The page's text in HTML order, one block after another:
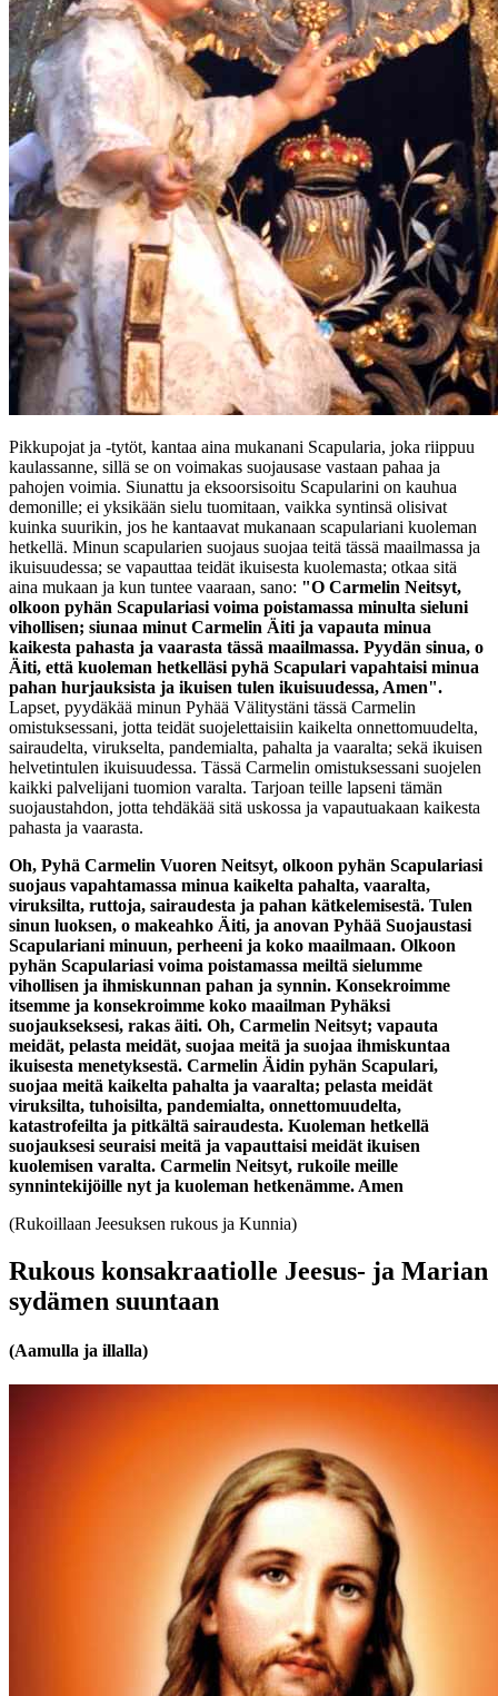
Pikkupojat ja -tytöt, kantaa aina mukanani Scapularia, joka riippuu
kaulassanne, sillä se on voimakas suojausase vastaan pahaa ja
pahojen voimia. Siunattu ja eksoorsisoitu Scapularini on kauhua
demonille; ei yksikään sielu tuomitaan, vaikka syntinsä olisivat
kuinka suurikin, jos he kantaavat mukanaan scapulariani kuoleman
hetkellä. Minun scapularien suojaus suojaa teitä tässä maailmassa ja
ikuisuudessa; se vapauttaa teidät ikuisesta kuolemasta; otkaa sitä
aina mukaan ja kun tuntee vaaraan, sano: "O Carmelin Neitsyt,
olkoon pyhän Scapulariasi voima poistamassa minulta sieluni
vihollisen; siunaa minut Carmelin Äiti ja vapauta minua
kaikesta pahasta ja vaarasta tässä maailmassa. Pyydän sinua, o
Äiti, että kuoleman hetkelläsi pyhä Scapulari vapahtaisi minua
pahan hurjauksista ja ikuisen tulen ikuisuudessa, Amen".
Lapset, pyydäkää minun Pyhää Välitystäni tässä Carmelin
omistuksessani, jotta teidät suojelettaisiin kaikelta onnettomuudelta,
sairaudelta, virukselta, pandemialta, pahalta ja vaaralta; sekä ikuisen
helvetintulen ikuisuudessa. Tässä Carmelin omistuksessani suojelen
kaikki palvelijani tuomion varalta. Tarjoan teille lapseni tämän
suojaustahdon, jotta tehdäkää sitä uskossa ja vapautuakaan kaikesta
pahasta ja vaarasta.
Oh, Pyhä Carmelin Vuoren Neitsyt, olkoon pyhän Scapulariasi
suojaus vapahtamassa minua kaikelta pahalta, vaaralta,
viruksilta, ruttoja, sairaudesta ja pahan kätkelemisestä. Tulen
sinun luoksen, o makeahko Äiti, ja anovan Pyhää Suojaustasi
Scapulariani minuun, perheeni ja koko maailmaan. Olkoon
pyhän Scapulariasi voima poistamassa meiltä sielumme
vihollisen ja ihmiskunnan pahan ja synnin. Konsekroimme
itsemme ja konsekroimme koko maailman Pyhäksi
suojaukseksesi, rakas äiti. Oh, Carmelin Neitsyt; vapauta
meidät, pelasta meidät, suojaa meitä ja suojaa ihmiskuntaa
ikuisesta menetyksestä. Carmelin Äidin pyhän Scapulari,
suojaa meitä kaikelta pahalta ja vaaralta; pelasta meidät
viruksilta, tuhoisilta, pandemialta, onnettomuudelta,
katastrofeilta ja pitkältä sairaudesta. Kuoleman hetkellä
suojauksesi seuraisi meitä ja vapauttaisi meidät ikuisen
kuolemisen varalta. Carmelin Neitsyt, rukoile meille
synnintekijöille nyt ja kuoleman hetkenämme. Amen
(Rukoillaan Jeesuksen rukous ja Kunnia)
Rukous konsakraatiolle Jeesus- ja Marian
sydämen suuntaan
(Aamulla ja illalla)